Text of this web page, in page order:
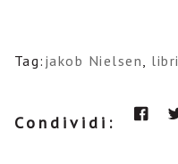
Tag: jakob Nielsen, libri
Condividi: